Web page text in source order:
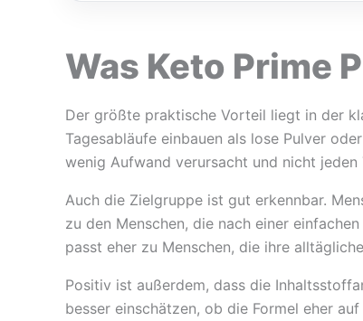
Was Keto Prime
Der größte praktische Vorteil liegt in der
Tagesabläufe einbauen als lose Pulver
wenig Aufwand verursacht und nicht jeden
Auch die Zielgruppe ist gut erkennbar.
zu den Menschen, die nach einer
passt eher zu Menschen, die ihre
Positiv ist außerdem, dass die
besser einschätzen, ob die Formel eher